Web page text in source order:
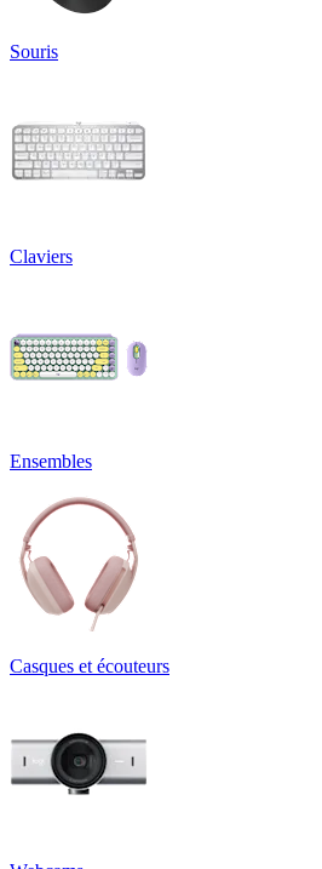
Souris
Claviers
Ensembles
Casques et écouteurs